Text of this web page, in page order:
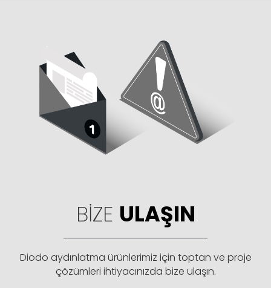
BIZE ULAŞIN
Diodo aydınlatma ürünlerimiz için toptan ve proje
çözümleri ihtiyacınızda bize ulaşın.